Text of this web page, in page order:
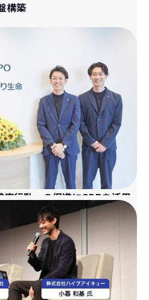
構築
康行動」の促進にCDPを活用